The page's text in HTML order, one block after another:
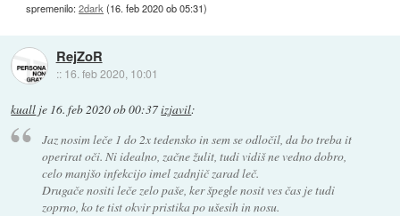
spremenilo:2dark (16. feb 2020 ob 05:31)
RejZoR
:: 16. feb 2020, 10:01
kuall je 16. feb 2020 ob 00:37izjavil:
Jaz nosim leče 1 do 2x tedensko in sem se odločil, da bo treba it
operirat oči. Ni idealno, začne žulit, tudi vidiš ne vedno dobro,
celo manjšo infekcijo imel zadnjič zarad leč.
Drugače nositi leče zelo paše, ker špegle nosit ves čas je tudi
zoprno, ko te tist okvir pristika po ušesih in nosu.